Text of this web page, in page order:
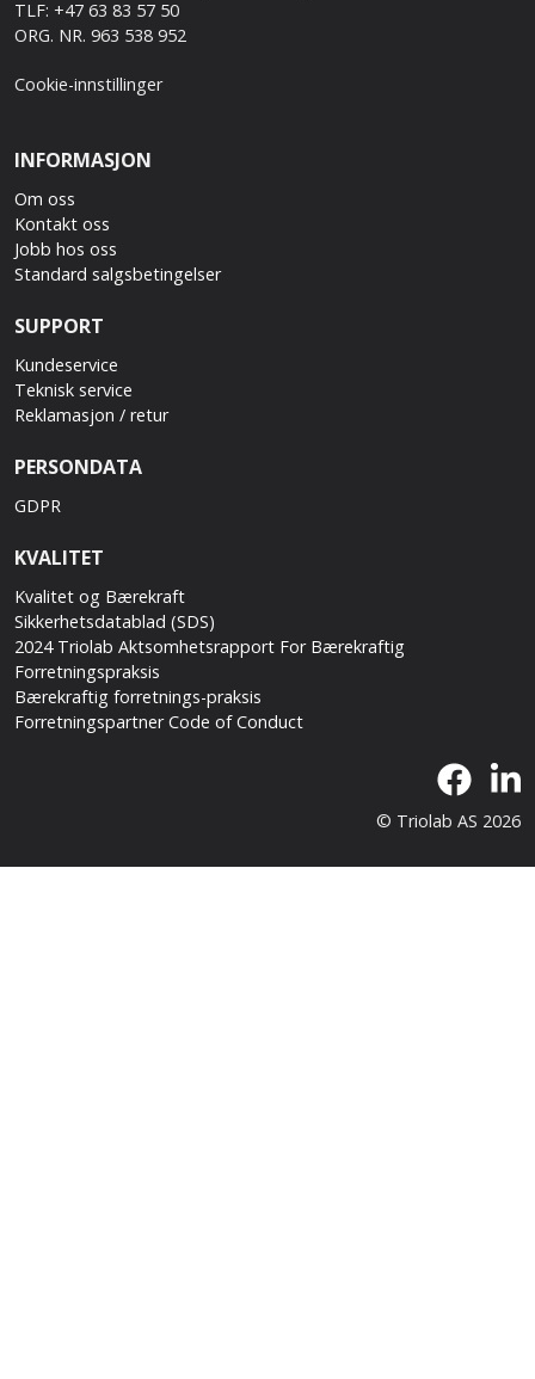
TLF: +47 63 83 57 50
ORG. NR. 963 538 952
Cookie-innstillinger
INFORMASJON
Om oss
Kontakt oss
Jobb hos oss
Standard salgsbetingelser
SUPPORT
Kundeservice
Teknisk service
Reklamasjon / retur
PERSONDATA
GDPR
KVALITET
Kvalitet og Bærekraft
Sikkerhetsdatablad (SDS)
2024 Triolab Aktsomhetsrapport For Bærekraftig
Forretningspraksis
Bærekraftig forretnings-praksis
Forretningspartner Code of Conduct
© Triolab AS 2026